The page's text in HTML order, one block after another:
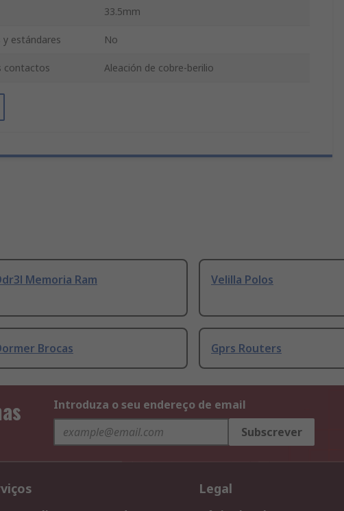
33.5mm
y estándares No
contactos Aleación de cobre-berilio
Memoria Ram Velilla Polos
Brocas Gprs Routers
Introduza o seu endereço de email
Subscrever
Legal